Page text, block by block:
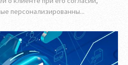
персонализированны...